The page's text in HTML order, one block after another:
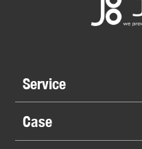
Service
Case